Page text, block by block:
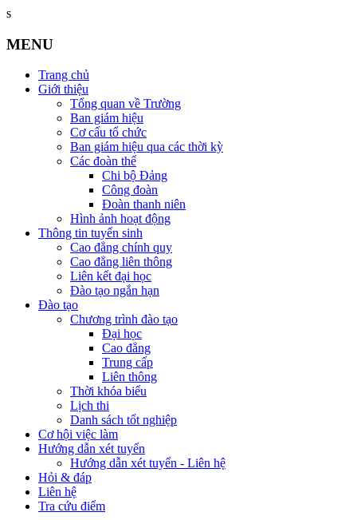
s
MENU
Trang chủ
Giới thiệu
Tổng quan về Trường
Ban giám hiệu
Cơ cấu tổ chức
Ban giám hiệu qua các thời kỳ
Các đoàn thể
Chi bộ Đảng
Công đoàn
Đoàn thanh niên
Hình ảnh hoạt động
Thông tin tuyển sinh
Cao đẳng chính quy
Cao đẳng liên thông
Liên kết đại học
Đào tạo ngắn hạn
Đào tạo
Chương trình đào tạo
Đại học
Cao đẳng
Trung cấp
Liên thông
Thời khóa biểu
Lịch thi
Danh sách tốt nghiệp
Cơ hội việc làm
Hướng dẫn xét tuyển
Hướng dẫn xét tuyển - Liên hệ
Hỏi & đáp
Liên hệ
Tra cứu điểm